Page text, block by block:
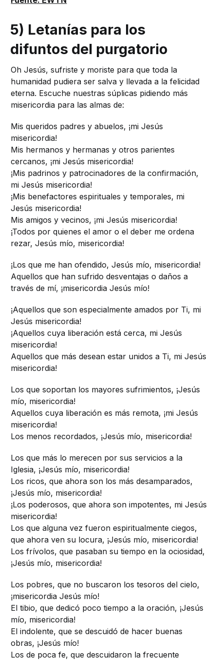
5) Letanías para los
difuntos del purgatorio
Oh Jesús, sufriste y moriste para que toda la
humanidad pudiera ser salva y llevada a la felicidad
eterna. Escuche nuestras súplicas pidiendo más
misericordia para las almas de:
Mis queridos padres y abuelos, ¡mi Jesús
misericordia!
Mis hermanos y hermanas y otros parientes
cercanos, ¡mi Jesús misericordia!
¡Mis padrinos y patrocinadores de la confirmación,
mi Jesús misericordia!
¡Mis benefactores espirituales y temporales, mi
Jesús misericordia!
Mis amigos y vecinos, ¡mi Jesús misericordia!
¡Todos por quienes el amor o el deber me ordena
rezar, Jesús mío, misericordia!
¡Los que me han ofendido, Jesús mío, misericordia!
Aquellos que han sufrido desventajas o daños a
través de mí, ¡misericordia Jesús mío!
¡Aquellos que son especialmente amados por Ti, mi
Jesús misericordia!
¡Aquellos cuya liberación está cerca, mi Jesús
misericordia!
Aquellos que más desean estar unidos a Ti, mi Jesús
misericordia!
Los que soportan los mayores sufrimientos, ¡Jesús
mío, misericordia!
Aquellos cuya liberación es más remota, ¡mi Jesús
misericordia!
Los menos recordados, ¡Jesús mío, misericordia!
Los que más lo merecen por sus servicios a la
Iglesia, ¡Jesús mío, misericordia!
Los ricos, que ahora son los más desamparados,
¡Jesús mío, misericordia!
¡Los poderosos, que ahora son impotentes, mi Jesús
misericordia!
Los que alguna vez fueron espiritualmente ciegos,
que ahora ven su locura, ¡Jesús mío, misericordia!
Los frívolos, que pasaban su tiempo en la ociosidad,
¡Jesús mío, misericordia!
Los pobres, que no buscaron los tesoros del cielo,
¡misericordia Jesús mío!
El tibio, que dedicó poco tiempo a la oración, ¡Jesús
mío, misericordia!
El indolente, que se descuidó de hacer buenas
obras, ¡Jesús mío!
Los de poca fe, que descuidaron la frecuente